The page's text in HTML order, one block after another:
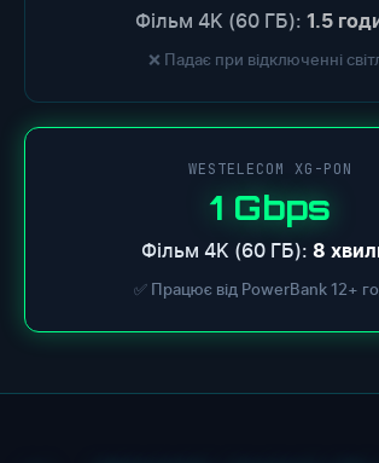
Фільм 4K (60 ГБ): 1.5
❌ Падає при відключенні
WESTELECOM XG-PON
1 Gbps
Фільм 4K (60 ГБ): 8
✅ Працює від PowerBank 12+